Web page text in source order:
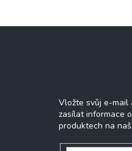
Vložte svůj e-mail
zasílat informace
produktech na